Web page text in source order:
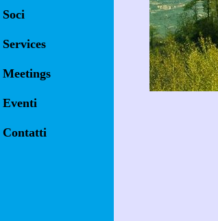
Soci
Services
Meetings
Eventi
Contatti